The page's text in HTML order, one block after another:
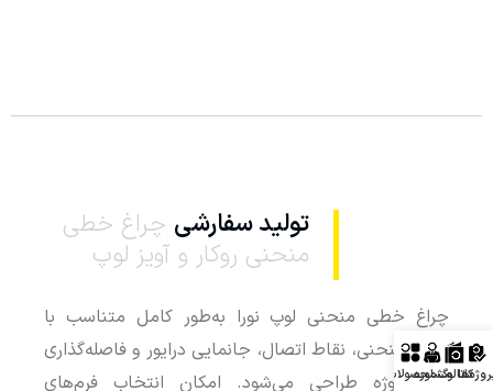
تولید سفارشی چراغ خطی
منحنی روکار و آویز لوپ
چراغ خطی منحنی لوپ نورا به‌طور کامل متناسب با
مسیر منحنی، نقاط اتصال، جانمایی درایور و فاصله‌گذاری
آویز پروژه طراحی می‌شود. امکان انتخاب فرم‌هایکاتالوگمشاوره
محصولات